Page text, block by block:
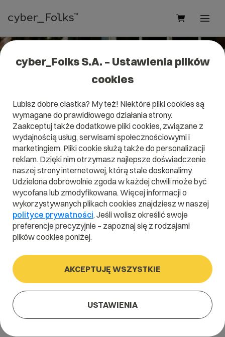
Domena .graphics
Podkreśl zdolności artystyczne oryginalną końcówką.
.graphics
Szukaj
Domena .graphics
cyber_Folks S.A. – Ustawienia plików
cookies
Lubisz dobre ciastka? My też! Niektóre pliki cookies są
wymagane do prawidłowego działania strony.
Zaakceptuj także dodatkowe pliki cookies, związane z
wydajnością usług, serwisami społecznościowymi i
marketingiem. Pliki cookie służą także do personalizacji
reklam. Dzięki nim otrzymasz najlepsze doświadczenie
naszej strony internetowej, którą stale doskonalimy.
Udzielona dobrowolnie zgoda w każdej chwili może być
wycofana lub zmodyfikowana. Więcej informacji o
wykorzystywanych plikach cookies znajdziesz w naszej
polityce prywatności. Jeśli wolisz określić swoje
preferencje precyzyjnie – zapoznaj się z rodzajami
plików cookies poniżej.
AKCEPTUJĘ WSZYSTKIE
USTAWIENIA